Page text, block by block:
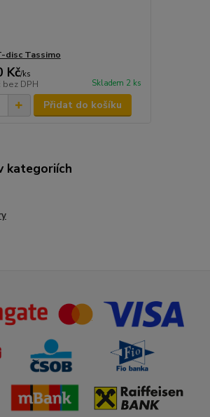
disc Tassimo
Kč/ks
bez DPH Skladem 2 ks
Přidat do košíku
kategoriích